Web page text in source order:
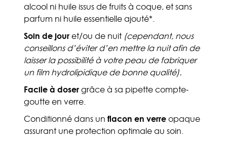
alcool ni huile issus de fruits à coque, et sans
parfum ni huile essentielle ajouté*.
Soin de jouret/ou de nuit (cependant, nous
conseillons d’éviter d’en mettre la nuit afin de
laisser la possibilité à votre peau de fabriquer
un film hydrolipidique de bonne qualité).
Facile à dosergrâce à sa pipette compte-
goutte en verre.
Conditionné dans un flacon en verreopaque
assurant une protection optimale au soin.